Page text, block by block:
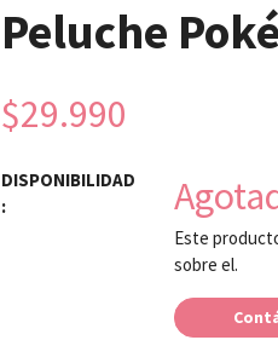
Peluche
$29.990
DISPONIBILIDAD
:
Este
sobre el.